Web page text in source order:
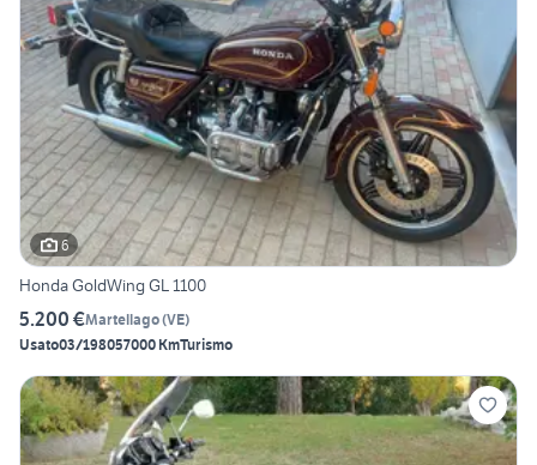
6
Honda GoldWing GL 1100
5.200 €Martellago(VE)
Usato03/198057000 KmTurismo